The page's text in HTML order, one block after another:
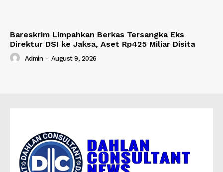
Bareskrim Limpahkan Berkas Tersangka Eks
Direktur DSI ke Jaksa, Aset Rp425 Miliar Disita
Admin - August 9, 2026